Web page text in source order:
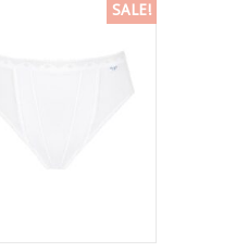
SALE!